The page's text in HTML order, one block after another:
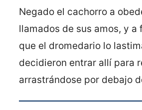
Negado el cachorro a
llamados de sus amos, y a
que el dromedario lo
decidieron entrar allí para
arrastrándose por debajo